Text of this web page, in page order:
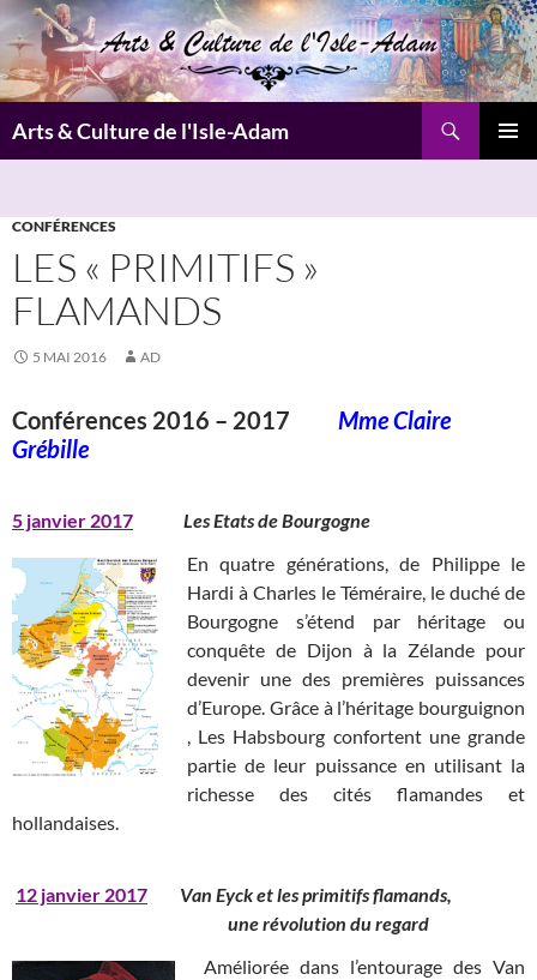
Aller
au
contenu
Arts & Culture de l'Isle-Adam
CONFÉRENCES
LES « PRIMITIFS »
FLAMANDS
5 MAI 2016 AD
Conférences 2016 – 2017 Mme Claire
Grébille
5 janvier 2017
Les Etats de Bourgogne
En quatre générations, de Philippe le
Hardi à Charles le Téméraire, le duché de
Bourgogne s’étend par héritage ou
conquête de Dijon à la Zélande pour
devenir une des premières puissances
d’Europe. Grâce à l’héritage bourguignon
, Les Habsbourg confortent une grande
partie de leur puissance en utilisant la
richesse des cités flamandes et
hollandaises.
12 janvier 2017
Van Eyck et les primitifs flamands,
une révolution du regard
Améliorée dans l’entourage des Van